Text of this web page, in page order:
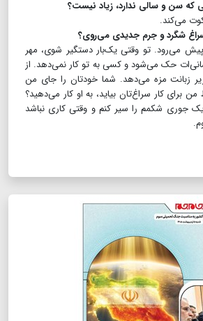
می‌کند.
سراغ شگرد و جرم جدیدی می‌روی؟
می‌رود. تو وقتی یک‌بار دستگیر شوی، ‌مهر
حک می‌شود و کسی به تو کار نمی‌دهد. از
زبانت مزه می‌دهد‌. شما خودتان را جای من
برای کار سراغ‌تان بیاید،‌ به او کار می‌دهید؟
جوری شکمم را سیر کنم و وقتی کاری نباشد